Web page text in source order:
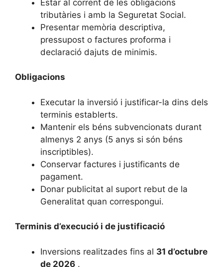
Estar al corrent de les obligacions
tributàries i amb la Seguretat Social.
Presentar memòria descriptiva,
pressupost o factures proforma i
declaració dajuts de minimis.
Obligacions
Executar la inversió i justificar-la dins dels
terminis establerts.
Mantenir els béns subvencionats durant
almenys 2 anys (5 anys si són béns
inscriptibles).
Conservar factures i justificants de
pagament.
Donar publicitat al suport rebut de la
Generalitat quan correspongui.
Terminis d’execució i de justificació
Inversions realitzades fins al 31 d’octubre
de 2026 .